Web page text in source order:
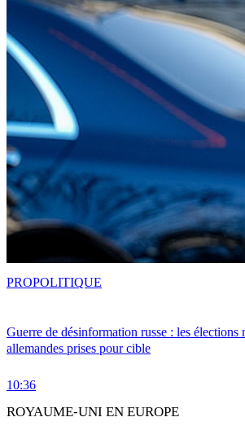
Guerre de désinformation russe : les élections
allemandes prises pour cible
10:36
PROPOLITIQUE
ROYAUME-UNI EN EUROPE